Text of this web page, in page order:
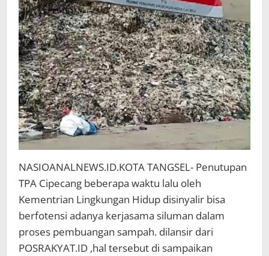
NASIOANALNEWS.ID.KOTA TANGSEL- Penutupan
TPA Cipecang beberapa waktu lalu oleh
Kementrian Lingkungan Hidup disinyalir bisa
berfotensi adanya kerjasama siluman dalam
proses pembuangan sampah. dilansir dari
POSRAKYAT.ID ,hal tersebut di sampaikan